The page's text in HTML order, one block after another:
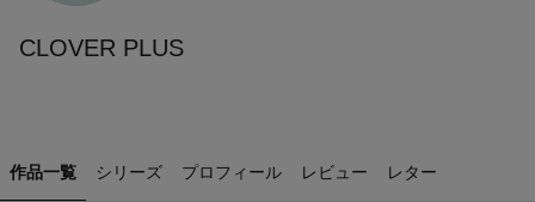
CLOVER PLUS
作品一覧 シリーズ プロフィール レビュー レター